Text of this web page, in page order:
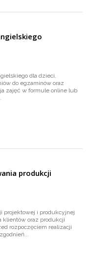
dla dzieci,
do egzaminów oraz
zajęć w formule online lub
produkcji
projektowej i produkcyjnej
oraz produkcji
rozpoczęciem realizacji